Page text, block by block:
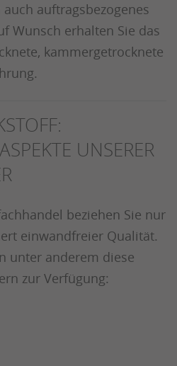
auftragsbezogenes
Wunsch erhalten Sie das
kammergetrocknete
UNSERER
beziehen Sie nur
einwandfreier Qualität.
unter anderem diese
zur Verfügung: